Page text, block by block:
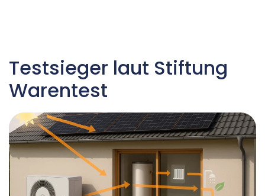
Testsieger laut Stiftung
Warentest